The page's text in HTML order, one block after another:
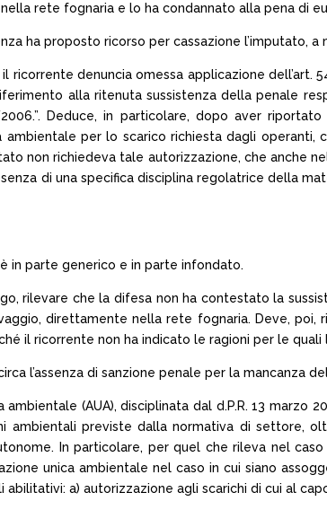
rete fognaria e lo ha condannato alla pena di
ha proposto ricorso per cassazione l’imputato,
ricorrente denuncia omessa applicazione
alla ritenuta sussistenza della penale
Deduce, in particolare, dopo aver
ambientale per lo scarico richiesta dagli
non richiedeva tale autorizzazione, che anche
di una specifica disciplina regolatrice della
in parte generico e in parte infondato.
rilevare che la difesa non ha contestato la
direttamente nella rete fognaria. Deve,
il ricorrente non ha indicato le ragioni per le quali
l’assenza di sanzione penale per la mancanza
ambientale (AUA), disciplinata dal d.P.R. 13
ambientali previste dalla normativa di settore,
In particolare, per quel che rileva nel caso
unica ambientale nel caso in cui siano
a) autorizzazione agli scarichi di cui al